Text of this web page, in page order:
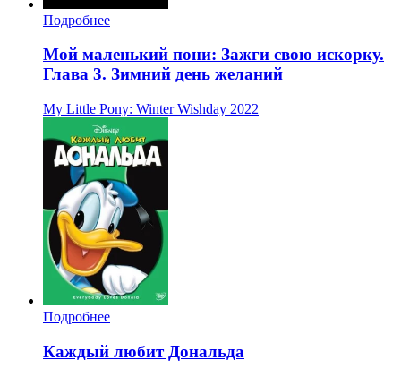
Подробнее
Мой маленький пони: Зажги свою искорку.
Глава 3. Зимний день желаний
My Little Pony: Winter Wishday 2022
Подробнее
Каждый любит Дональда